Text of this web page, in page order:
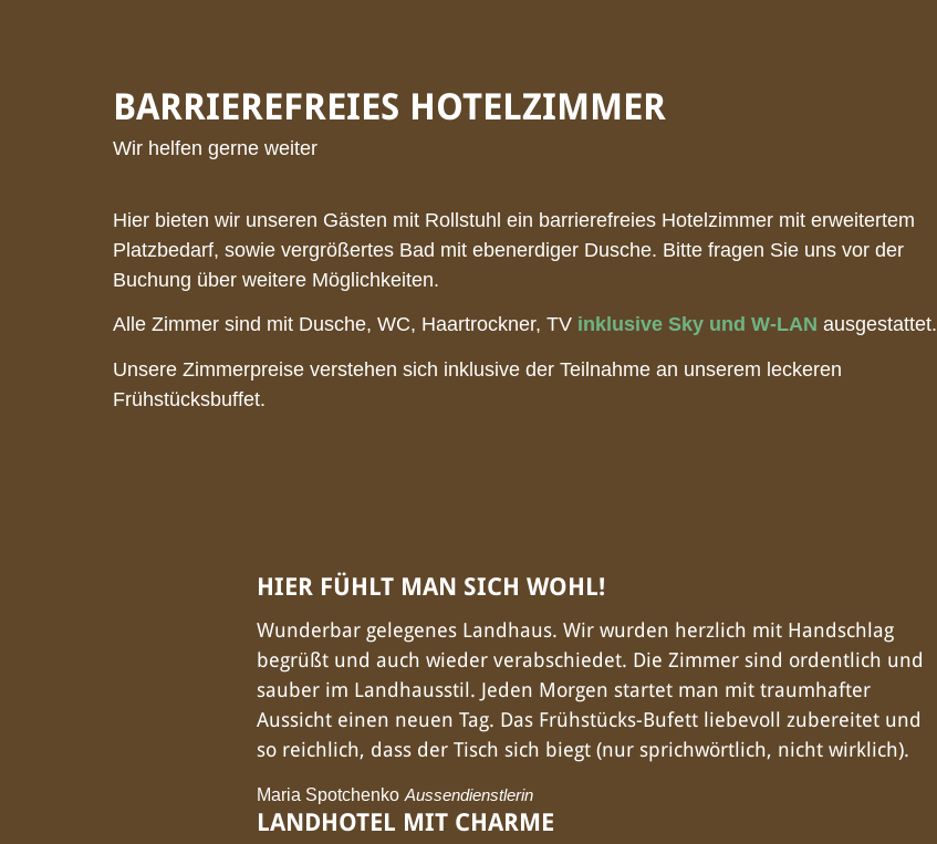
BARRIEREFREIES HOTELZIMMER
Wir helfen gerne weiter
Hier bieten wir unseren Gästen mit Rollstuhl ein barrierefreies Hotelzimmer mit erweitertem
Platzbedarf, sowie vergrößertes Bad mit ebenerdiger Dusche. Bitte fragen Sie uns vor der
Buchung über weitere Möglichkeiten.
Alle Zimmer sind mit Dusche, WC, Haartrockner, TV inklusive Sky und W-LAN ausgestattet.
Unsere Zimmerpreise verstehen sich inklusive der Teilnahme an unserem leckeren
Frühstücksbuffet.
HIER FÜHLT MAN SICH WOHL!
Wunderbar gelegenes Landhaus. Wir wurden herzlich mit Handschlag
begrüßt und auch wieder verabschiedet. Die Zimmer sind ordentlich und
sauber im Landhausstil. Jeden Morgen startet man mit traumhafter
Aussicht einen neuen Tag. Das Frühstücks-Bufett liebevoll zubereitet und
so reichlich, dass der Tisch sich biegt (nur sprichwörtlich, nicht wirklich).
Maria Spotchenko Aussendienstlerin
LANDHOTEL MIT CHARME